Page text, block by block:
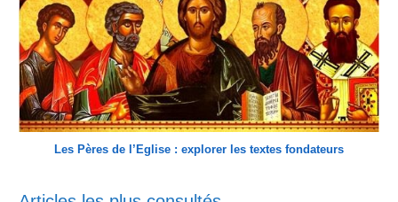
Les Pères de l’Eglise : explorer les textes fondateurs